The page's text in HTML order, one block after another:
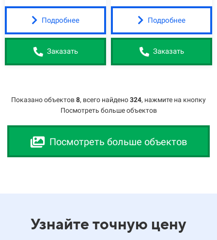
Подробнее
Заказать
Подробнее
Заказать
Показано объектов8, всего найдено324, нажмите на кнопку
Посмотреть больше объектов
Посмотреть больше объектов
Узнайте точную цену